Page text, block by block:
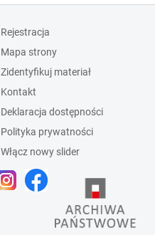
Rejestracja
Mapa strony
Zidentyfikuj materiał
Kontakt
Deklaracja dostępności
Polityka prywatności
Włącz nowy slider